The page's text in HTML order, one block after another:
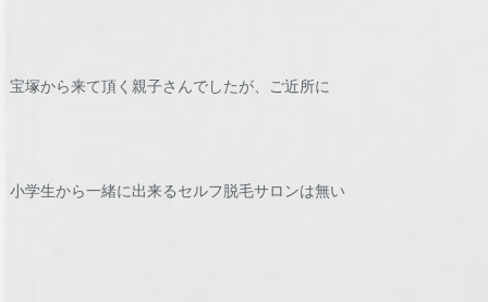
宝塚から来て頂く親子さんでしたが、ご近所に
小学生から一緒に出来るセルフ脱毛サロンは無い